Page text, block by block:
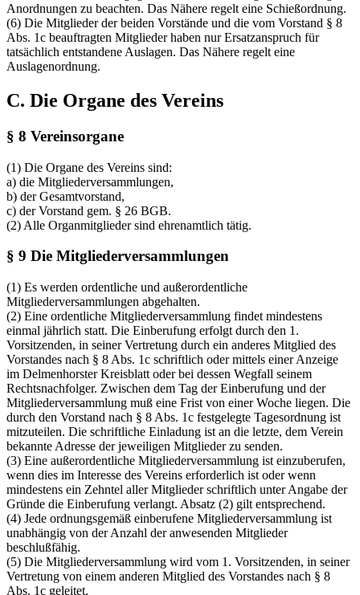
Anordnungen zu beachten. Das Nähere regelt eine Schießordnung.
(6) Die Mitglieder der beiden Vorstände und die vom Vorstand § 8
Abs. 1c beauftragten Mitglieder haben nur Ersatzanspruch für
tatsächlich entstandene Auslagen. Das Nähere regelt eine
Auslagenordnung.
C. Die Organe des Vereins
§ 8 Vereinsorgane
(1) Die Organe des Vereins sind:
a) die Mitgliederversammlungen,
b) der Gesamtvorstand,
c) der Vorstand gem. § 26 BGB.
(2) Alle Organmitglieder sind ehrenamtlich tätig.
§ 9 Die Mitgliederversammlungen
(1) Es werden ordentliche und außerordentliche
Mitgliederversammlungen abgehalten.
(2) Eine ordentliche Mitgliederversammlung findet mindestens
einmal jährlich statt. Die Einberufung erfolgt durch den 1.
Vorsitzenden, in seiner Vertretung durch ein anderes Mitglied des
Vorstandes nach § 8 Abs. 1c schriftlich oder mittels einer Anzeige
im Delmenhorster Kreisblatt oder bei dessen Wegfall seinem
Rechtsnachfolger. Zwischen dem Tag der Einberufung und der
Mitgliederversammlung muß eine Frist von einer Woche liegen. Die
durch den Vorstand nach § 8 Abs. 1c festgelegte Tagesordnung ist
mitzuteilen. Die schriftliche Einladung ist an die letzte, dem Verein
bekannte Adresse der jeweiligen Mitglieder zu senden.
(3) Eine außerordentliche Mitgliederversammlung ist einzuberufen,
wenn dies im Interesse des Vereins erforderlich ist oder wenn
mindestens ein Zehntel aller Mitglieder schriftlich unter Angabe der
Gründe die Einberufung verlangt. Absatz (2) gilt entsprechend.
(4) Jede ordnungsgemäß einberufene Mitgliederversammlung ist
unabhängig von der Anzahl der anwesenden Mitglieder
beschlußfähig.
(5) Die Mitgliederversammlung wird vom 1. Vorsitzenden, in seiner
Vertretung von einem anderen Mitglied des Vorstandes nach § 8
Abs. 1c geleitet.